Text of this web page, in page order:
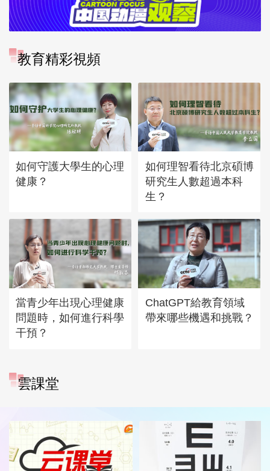
教育精彩視頻
如何守護大學生的心理
健康？
如何理智看待北京碩博
研究生人數超過本科
生？
當青少年出現心理健康
問題時，如何進行科學
干預？
ChatGPT給教育領域
帶來哪些機遇和挑戰？
雲課堂